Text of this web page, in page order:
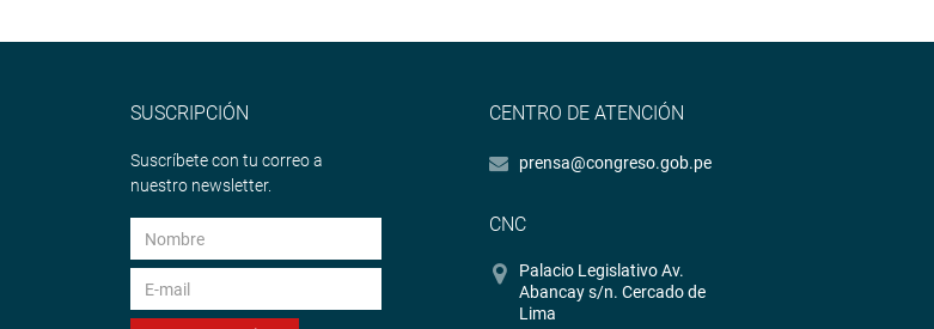
SUSCRIPCIÓN
Suscríbete con tu correo a
nuestro newsletter.
CENTRO DE ATENCIÓN
prensa@congreso.gob.pe
CNC
Palacio Legislativo Av.
Abancay s/n. Cercado de
Lima